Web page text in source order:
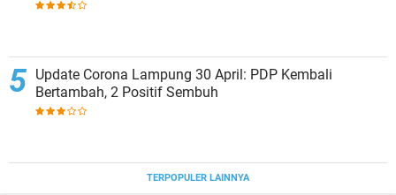
Update Corona Lampung 30 April: PDP Kembali
Bertambah, 2 Positif Sembuh
TERPOPULER LAINNYA